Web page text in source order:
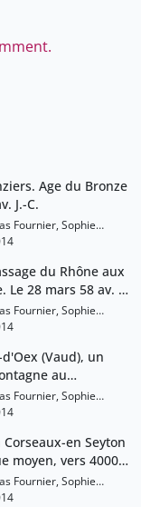
Age du Bronze
J.-C.
Fournier, Sophie
du Rhône aux
Le 28 mars 58 av. J.-
Fournier, Sophie
(Vaud), un
au
av. J.-C.
Fournier, Sophie
en Seyton
moyen, vers 4000-
Fournier, Sophie